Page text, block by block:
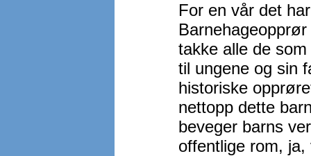
For en vår det
takke alle de
til ungene og sin
historiske
nettopp dette
beveger barns
offentlige rom,